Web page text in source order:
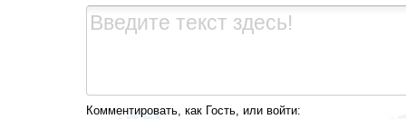
Комментировать, как Гость, или войти: